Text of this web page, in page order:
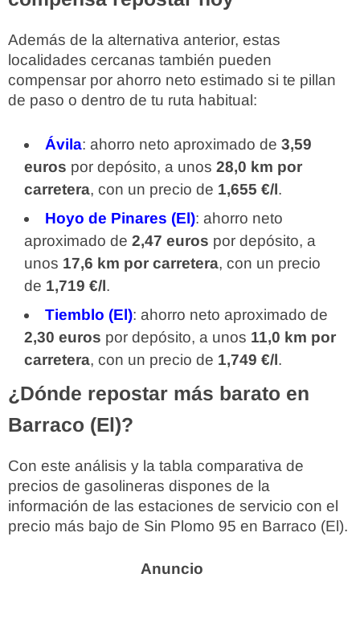
Además de la alternativa anterior, estas
localidades cercanas también pueden
compensar por ahorro neto estimado si te pillan
de paso o dentro de tu ruta habitual:
Ávila: ahorro neto aproximado de 3,59
euros por depósito, a unos 28,0 km por
carretera, con un precio de 1,655 €/l.
Hoyo de Pinares (El): ahorro neto
aproximado de 2,47 euros por depósito, a
unos 17,6 km por carretera, con un precio
de 1,719 €/l.
Tiemblo (El): ahorro neto aproximado de
2,30 euros por depósito, a unos 11,0 km por
carretera, con un precio de 1,749 €/l.
¿Dónde repostar más barato en
Barraco (El)?
Con este análisis y la tabla comparativa de
precios de gasolineras dispones de la
información de las estaciones de servicio con el
precio más bajo de Sin Plomo 95 en Barraco (El).